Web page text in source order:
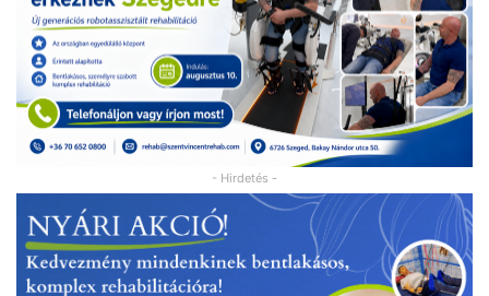
- Hirdetés -